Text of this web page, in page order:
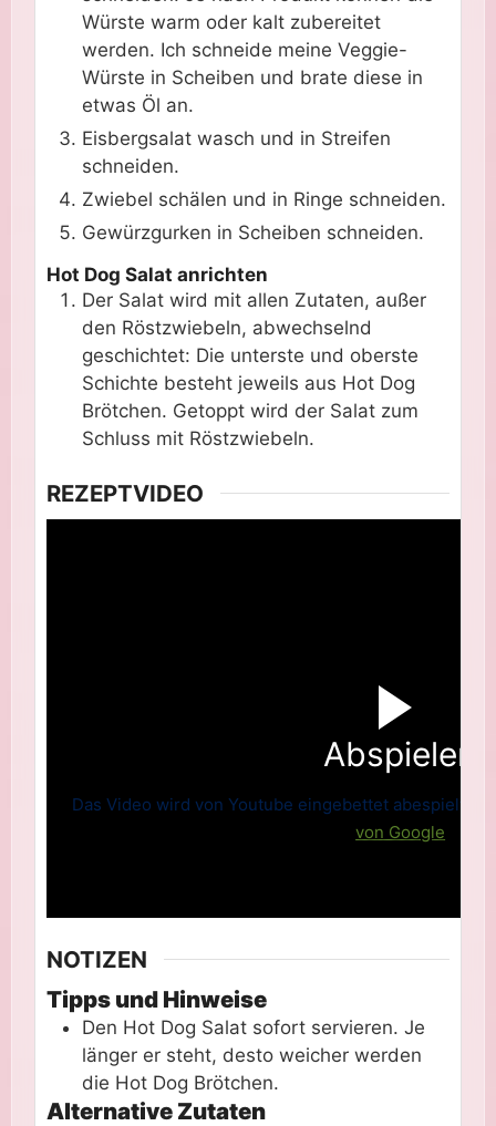
Würste warm oder kalt zubereitet
werden. Ich schneide meine Veggie-
Würste in Scheiben und brate diese in
etwas Öl an.
Eisbergsalat wasch und in Streifen
schneiden.
Zwiebel schälen und in Ringe schneiden.
Gewürzgurken in Scheiben schneiden.
Hot Dog Salat anrichten
Der Salat wird mit allen Zutaten, außer
den Röstzwiebeln, abwechselnd
geschichtet: Die unterste und oberste
Schichte besteht jeweils aus Hot Dog
Brötchen. Getoppt wird der Salat zum
Schluss mit Röstzwiebeln.
REZEPTVIDEO
Abspielen
Das Video wird von Youtube eingebettet abespielt.
von Google
NOTIZEN
Tipps und Hinweise
Den Hot Dog Salat sofort servieren. Je
länger er steht, desto weicher werden
die Hot Dog Brötchen.
Alternative Zutaten